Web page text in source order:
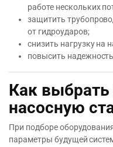
работе нескольких
защитить
от гидроударов;
снизить нагрузку на
повысить
Как выбрать
насосную
При подборе
параметры будущей